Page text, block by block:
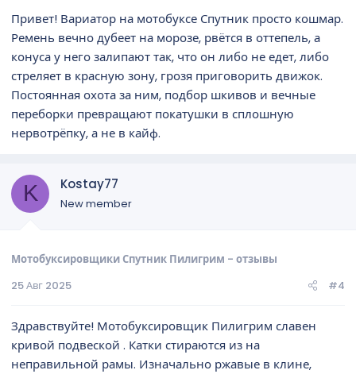
Привет! Вариатор на мотобуксе Спутник просто кошмар.
Ремень вечно дубеет на морозе, рвётся в оттепель, а
конуса у него залипают так, что он либо не едет, либо
стреляет в красную зону, грозя приговорить движок.
Постоянная охота за ним, подбор шкивов и вечные
переборки превращают покатушки в сплошную
нервотрёпку, а не в кайф.
K Kostay77
New member
Мотобуксировщики Спутник Пилигрим - отзывы
25 Авг 2025
#4
Здравствуйте! Мотобуксировщик Пилигрим славен
кривой подвеской . Катки стираются из на
неправильной рамы. Изначально ржавые в клине,